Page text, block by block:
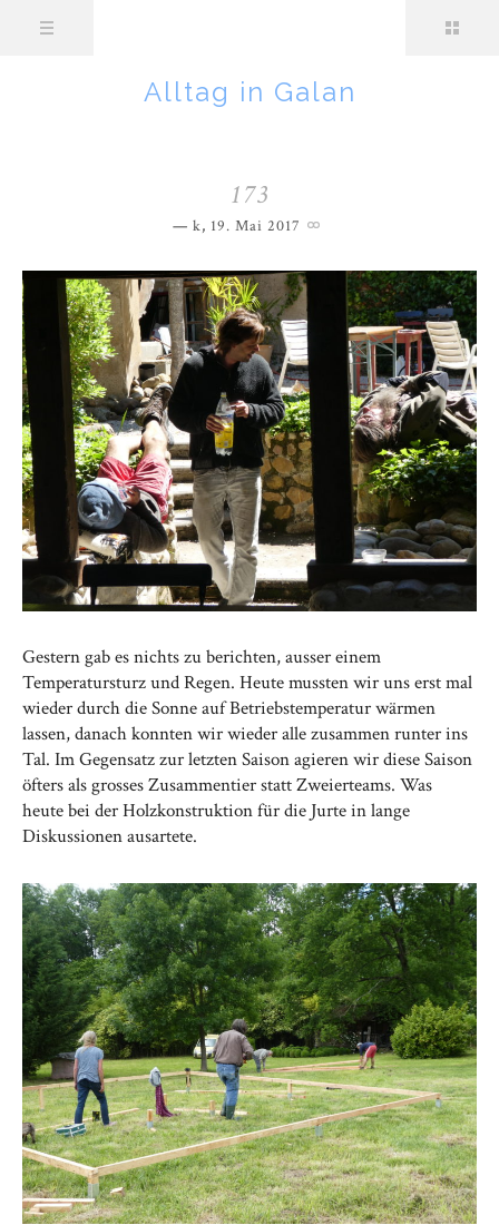
Alltag in Galan
173
k, 19. Mai 2017
Gestern gab es nichts zu berichten, ausser einem
Temperatursturz und Regen. Heute mussten wir uns erst mal
wieder durch die Sonne auf Betriebstemperatur wärmen
lassen, danach konnten wir wieder alle zusammen runter ins
Tal. Im Gegensatz zur letzten Saison agieren wir diese Saison
öfters als grosses Zusammentier statt Zweierteams. Was
heute bei der Holzkonstruktion für die Jurte in lange
Diskussionen ausartete.